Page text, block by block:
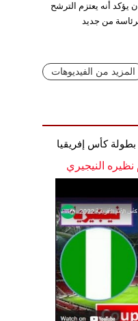
يؤكد أنه يعتزم الترشح
من جديد
المزيد من الفيديوهات
كأس إفريقيا
النيجيري